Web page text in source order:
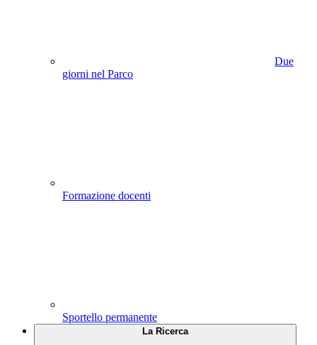
Due
giorni nel Parco
Formazione docenti
Sportello permanente
La Ricerca